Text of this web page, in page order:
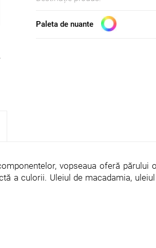
Paleta de nuante
vopseaua oferă
a culorii. Uleiul de macadamia,